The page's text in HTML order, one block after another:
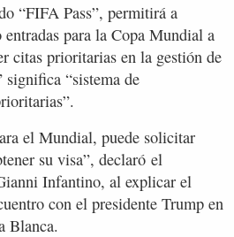
“FIFA Pass”, permitirá a
para la Copa Mundial a
citas prioritarias en la gestión de
significa “sistema de
el Mundial, puede solicitar
su visa”, declaró el
Infantino, al explicar el
con el presidente Trump en
Blanca.